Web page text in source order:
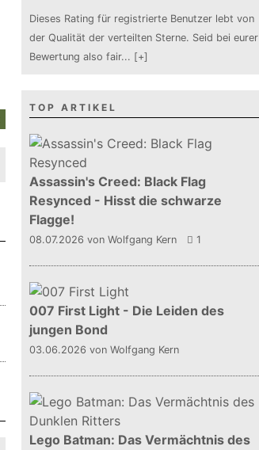
Dieses Rating für registrierte Benutzer lebt von
der Qualität der verteilten Sterne. Seid bei eurer
Bewertung also fair... [+]
TOP ARTIKEL
Assassin's Creed: Black Flag
Resynced - Hisst die schwarze
Flagge!
08.07.2026 von Wolfgang Kern 1
007 First Light - Die Leiden des
jungen Bond
03.06.2026 von Wolfgang Kern
Lego Batman: Das Vermächtnis des